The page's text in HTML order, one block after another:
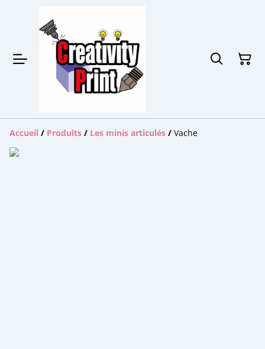
Accueil / Produits / Les minis articulés / Vache